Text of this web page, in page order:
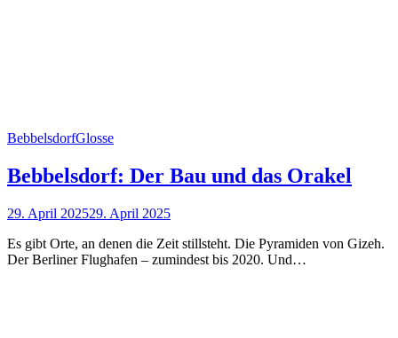
BebbelsdorfGlosse
Bebbelsdorf: Der Bau und das Orakel
29. April 202529. April 2025
Es gibt Orte, an denen die Zeit stillsteht. Die Pyramiden von Gizeh.
Der Berliner Flughafen – zumindest bis 2020. Und…